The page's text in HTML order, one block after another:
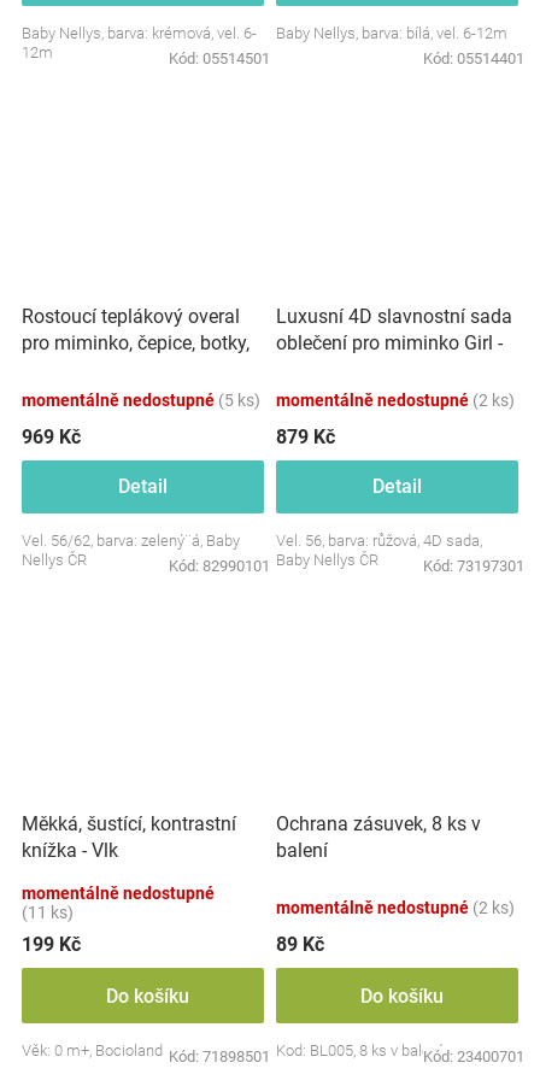
Baby Nellys, barva: krémová, vel. 6-
12m
Kód: 05514501
Baby Nellys, barva: bílá, vel. 6-12m
Kód: 05514401
Rostoucí teplákový overal
pro miminko, čepice, botky,
momentálně nedostupné (5 ks)
969 Kč
Detail
Vel. 56/62, barva: zelený¨á, Baby
Nellys ČR
Kód: 82990101
Luxusní 4D slavnostní sada
oblečení pro miminko Girl -
momentálně nedostupné (2 ks)
879 Kč
Detail
Vel. 56, barva: růžová, 4D sada,
Baby Nellys ČR
Kód: 73197301
Měkká, šustící, kontrastní
knížka - Vlk
momentálně nedostupné
(11 ks)
199 Kč
Do košíku
Věk: 0 m+, Bocioland Kód: 71898501
Ochrana zásuvek, 8 ks v
balení
momentálně nedostupné (2 ks)
89 Kč
Do košíku
Kod: BL005, 8 ks v balení
Kód: 23400701